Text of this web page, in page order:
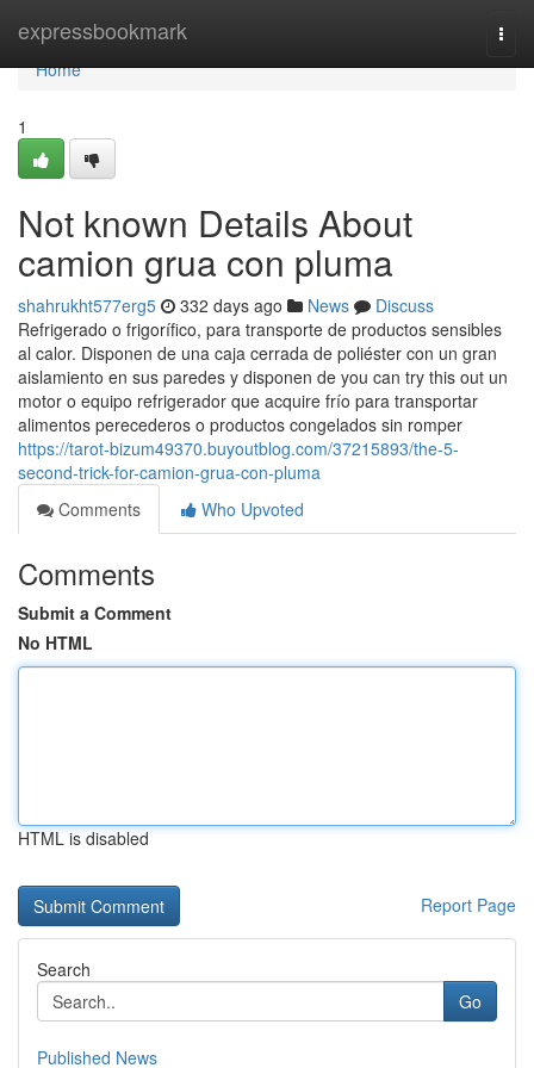
expressbookmark
Home
Home
1
Not known Details About
camion grua con pluma
shahrukht577erg5 332 days ago News
Discuss
Refrigerado o frigorífico, para transporte de productos sensibles
al calor. Disponen de una caja cerrada de poliéster con un gran
aislamiento en sus paredes y disponen de you can try this out un
motor o equipo refrigerador que acquire frío para transportar
alimentos perecederos o productos congelados sin romper
https://tarot-bizum49370.buyoutblog.com/37215893/the-5-
second-trick-for-camion-grua-con-pluma
Comments
Who Upvoted
Comments
Submit a Comment
No HTML
HTML is disabled
Report Page
Search
Go
Published News